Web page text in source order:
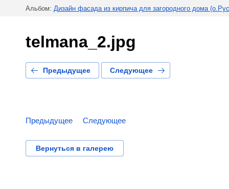
Альбом: Дизайн фасада из кирпича для загородного дома
telmana_2.jpg
Предыдущее Следующее
Предыдущее Следующее
Вернуться в галерею